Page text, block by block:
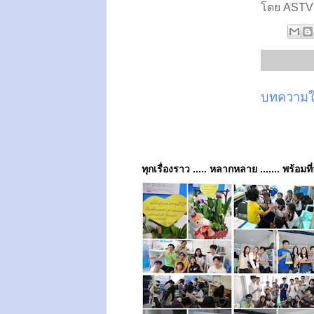
โดย
บทความ
ทุกเรื่องราว ..... หลากหลาย ....... พร้อม